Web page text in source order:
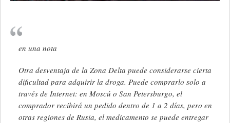
en una nota
Otra desventaja de la Zona Delta puede considerarse cierta
dificultad para adquirir la droga. Puede comprarlo solo a
través de Internet: en Moscú o San Petersburgo, el
comprador recibirá un pedido dentro de 1 a 2 días, pero en
otras regiones de Rusia, el medicamento se puede entregar